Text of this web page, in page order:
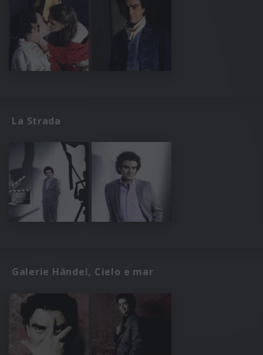
La Strada
Galerie Händel, Cielo e mar